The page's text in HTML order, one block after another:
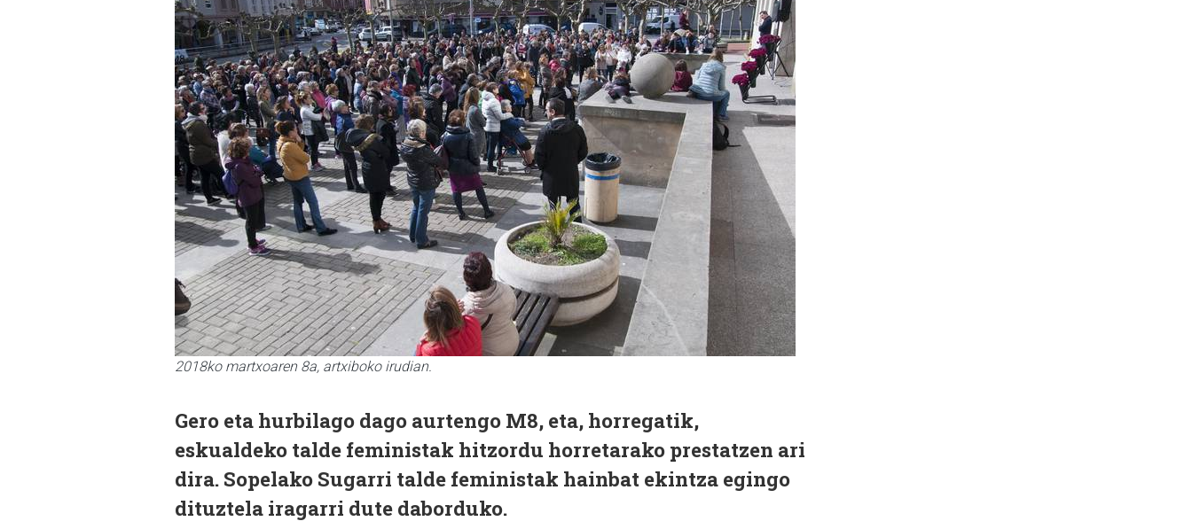
2018ko martxoaren 8a, artxiboko irudian.
Gero eta hurbilago dago aurtengo M8, eta, horregatik,
eskualdeko talde feministak hitzordu horretarako prestatzen ari
dira. Sopelako Sugarri talde feministak hainbat ekintza egingo
dituztela iragarri dute daborduko.